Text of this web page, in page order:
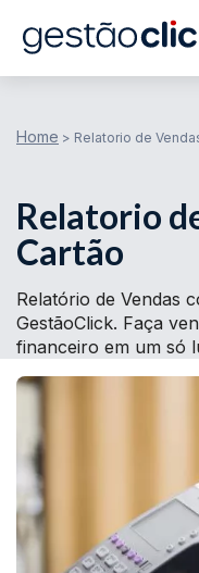
Home > Relatorio de
Relatorio
Cartão
Relatório de Vendas
GestãoClick. Faça
financeiro em um só